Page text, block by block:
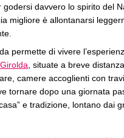
davvero lo spirito del
migliore è allontanarsi
permette di vivere
, situate a breve
camere accoglienti con
tornare dopo una giornata
e tradizione, lontano dai